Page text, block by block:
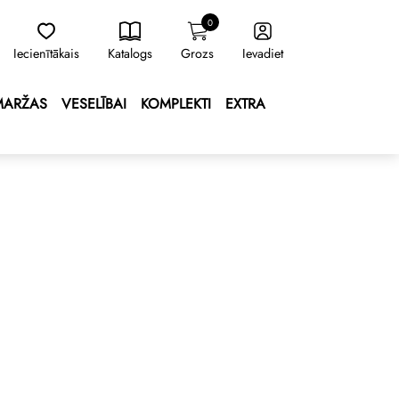
Iecienītākais Katalogs
0
Grozs Ievadiet
VESELĪBAI KOMPLEKTI
EXTRA